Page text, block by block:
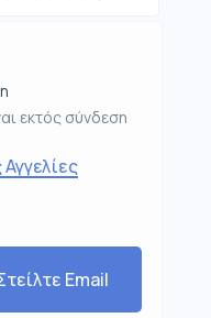
εκτός σύνδεση
Αγγελίες
Email